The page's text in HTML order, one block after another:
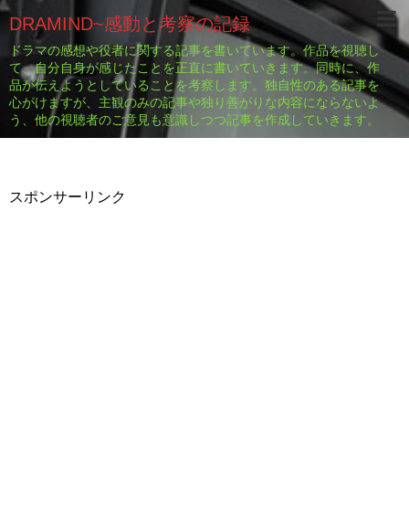
DRAMIND~感動と考察の記録
ドラマの感想や役者に関する記事を書いています。作品を視聴し
て、自分自身が感じたことを正直に書いていきます。同時に、作
品が伝えようとしていることを考察します。独自性のある記事を
心がけますが、主観のみの記事や独り善がりな内容にならないよ
う、他の視聴者のご意見も意識しつつ記事を作成していきます。
スポンサーリンク